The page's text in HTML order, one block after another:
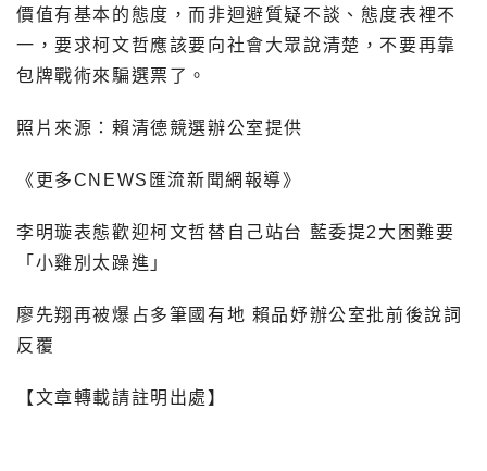
價值有基本的態度，而非迴避質疑不談、態度表裡不
一，要求柯文哲應該要向社會大眾說清楚，不要再靠
包牌戰術來騙選票了。
照片來源：賴清德競選辦公室提供
《更多CNEWS匯流新聞網報導》
李明璇表態歡迎柯文哲替自己站台 藍委提2大困難要
「小雞別太躁進」
廖先翔再被爆占多筆國有地 賴品妤辦公室批前後說詞
反覆
【文章轉載請註明出處】